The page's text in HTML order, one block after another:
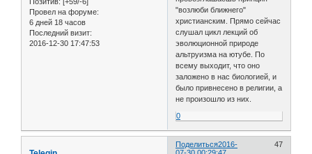
Провел на форуме:
6 дней 18 часов
Последний визит:
2016-12-30 17:47:53
"возлюби ближнего"
христианским. Прямо сейчас
слушал цикл лекций об
эволюционной природе
альтруизма на ютубе. По
всему выходит, что оно
заложено в нас биологией, и
было привнесено в религии, а
не произошло из них.
0
Поделиться 47
2016-